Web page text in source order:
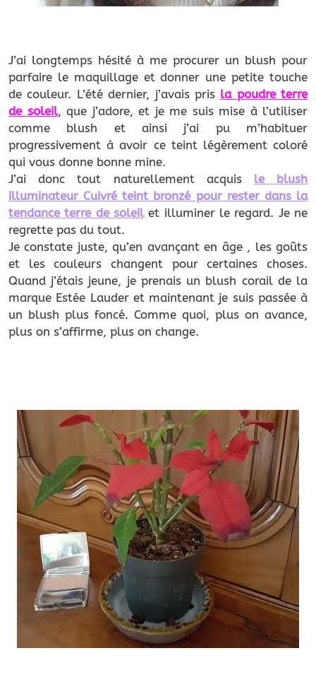
J’ai longtemps hésité à me procurer un blush pour
parfaire le maquillage et donner une petite touche
de couleur. L’été dernier, j’avais pris la poudre terre
de soleil, que j’adore, et je me suis mise à l’utiliser
comme blush et ainsi j’ai pu m’habituer
progressivement à avoir ce teint légèrement coloré
qui vous donne bonne mine.
J’ai donc tout naturellement acquis le blush
illuminateur Cuivré teint bronzé pour rester dans la
tendance terre de soleilet illuminer le regard. Je ne
regrette pas du tout.
Je constate juste, qu’en avançant en âge , les goûts
et les couleurs changent pour certaines choses.
Quand j’étais jeune, je prenais un blush corail de la
marque Estée Lauder et maintenant je suis passée à
un blush plus foncé. Comme quoi, plus on avance,
plus on s’affirme, plus on change.